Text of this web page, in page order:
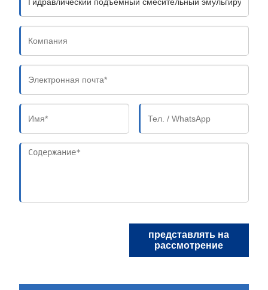
представлять на
рассмотрение